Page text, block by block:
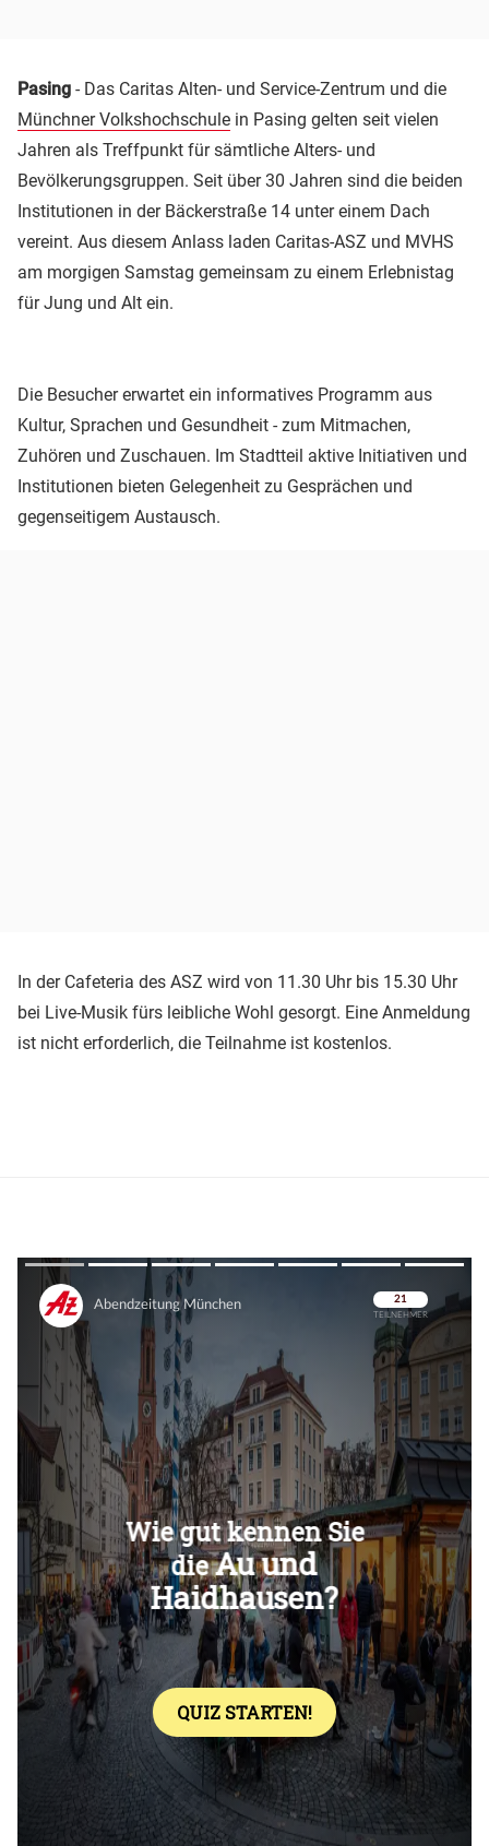
Pasing - Das Caritas Alten- und Service-Zentrum und die
Münchner Volkshochschule in Pasing gelten seit vielen
Jahren als Treffpunkt für sämtliche Alters- und
Bevölkerungsgruppen. Seit über 30 Jahren sind die beiden
Institutionen in der Bäckerstraße 14 unter einem Dach
vereint. Aus diesem Anlass laden Caritas-ASZ und MVHS
am morgigen Samstag gemeinsam zu einem Erlebnistag
für Jung und Alt ein.
Die Besucher erwartet ein informatives Programm aus
Kultur, Sprachen und Gesundheit - zum Mitmachen,
Zuhören und Zuschauen. Im Stadtteil aktive Initiativen und
Institutionen bieten Gelegenheit zu Gesprächen und
gegenseitigem Austausch.
In der Cafeteria des ASZ wird von 11.30 Uhr bis 15.30 Uhr
bei Live-Musik fürs leibliche Wohl gesorgt. Eine Anmeldung
ist nicht erforderlich, die Teilnahme ist kostenlos.
Überspringen
Überspringen